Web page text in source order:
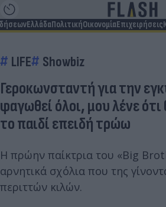
ΕλλάδαΠολιτικήΟικονομίαΕπιχειρήσεις
LIFE Showbiz
Γεροκωνσταντή για την
φαγωθεί όλοι, μου λένε
το παιδί επειδή τρώω
Η πρώην παίκτρια του «Big
αρνητικά σχόλια που της
περιττών κιλών.